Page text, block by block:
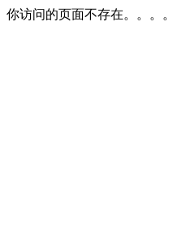
你访问的页面不存在。。。。